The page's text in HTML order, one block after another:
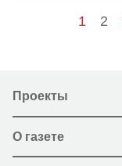
1 2
Проекты
О газете